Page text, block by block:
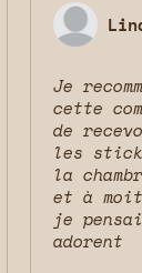
Je
cette
de
les
la
et à
je
adorent